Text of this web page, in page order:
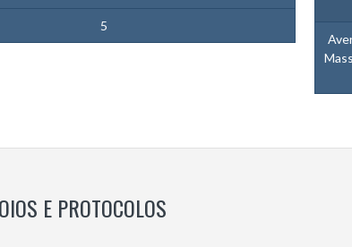
5
E PROTOCOLOS